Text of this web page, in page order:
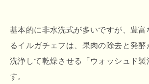
基本的に非水洗式が多いですが、豊富
るイルガチェフは、果肉の除去と発酵
洗浄して乾燥させる「ウォッシュド製
す。